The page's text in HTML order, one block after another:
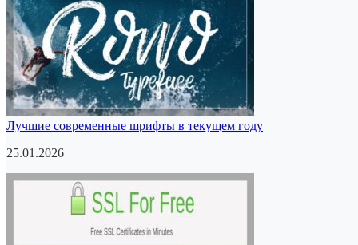
Лучшие современные шрифты в текущем году
25.01.2026